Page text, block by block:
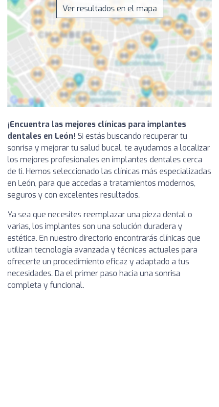
Ver resultados en el mapa
¡Encuentra las mejores clínicas para implantes
dentales en León! Si estás buscando recuperar tu
sonrisa y mejorar tu salud bucal, te ayudamos a localizar
los mejores profesionales en implantes dentales cerca
de ti. Hemos seleccionado las clínicas más especializadas
en León, para que accedas a tratamientos modernos,
seguros y con excelentes resultados.
Ya sea que necesites reemplazar una pieza dental o
varias, los implantes son una solución duradera y
estética. En nuestro directorio encontrarás clínicas que
utilizan tecnología avanzada y técnicas actuales para
ofrecerte un procedimiento eficaz y adaptado a tus
necesidades. Da el primer paso hacia una sonrisa
completa y funcional.